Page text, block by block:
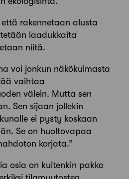
rakennetaan alusta
laadukkaita
niitä.
voi jonkun näkökulmasta
vaihtaa
välein. Mutta sen
Sen sijaan jollekin
ei pysty koskaan
Se on huoltovapaa
korjata.”
osia on kuitenkin pakko